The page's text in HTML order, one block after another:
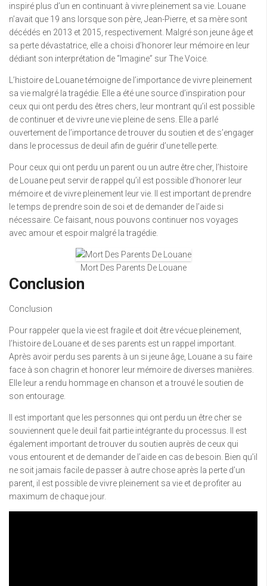
inspiré plus d’un en continuant à vivre pleinement sa vie. Louane
n’avait que 19 ans lorsque son père, Jean-Pierre, et sa mère sont
décédés en 2013 et 2015, respectivement. Malgré son jeune âge et
sa perte dévastatrice, elle a choisi d’honorer leur mémoire en leur
dédiant son interprétation de “Imagine” sur The Voice.
L’histoire de Louane témoigne de l’importance de vivre pleinement
sa vie malgré la tragédie. Elle a été une source d’inspiration pour
ceux qui ont perdu des êtres chers, leur montrant qu’il est possible
de continuer et de vivre une vie pleine de sens. Elle a parlé
ouvertement de l’importance de trouver du soutien et de s’engager
dans le processus de deuil afin de guérir d’une telle perte.
Pour ceux qui ont perdu un parent ou un autre être cher, l’histoire
de Louane peut servir de rappel qu’il est possible d’honorer leur
mémoire et de vivre pleinement leur vie. Il est important de prendre
le temps de prendre soin de soi et de demander de l’aide si
nécessaire. Ce faisant, nous pouvons continuer nos voyages
avec amour et espoir malgré la tragédie.
Mort Des Parents De Louane
Conclusion
Conclusion
Pour rappeler que la vie est fragile et doit être vécue pleinement,
l’histoire de Louane et de ses parents est un rappel important.
Après avoir perdu ses parents à un si jeune âge, Louane a su faire
face à son chagrin et honorer leur mémoire de diverses manières.
Elle leur a rendu hommage en chanson et a trouvé le soutien de
son entourage.
Il est important que les personnes qui ont perdu un être cher se
souviennent que le deuil fait partie intégrante du processus. Il est
également important de trouver du soutien auprès de ceux qui
vous entourent et de demander de l’aide en cas de besoin. Bien qu’il
ne soit jamais facile de passer à autre chose après la perte d’un
parent, il est possible de vivre pleinement sa vie et de profiter au
maximum de chaque jour.